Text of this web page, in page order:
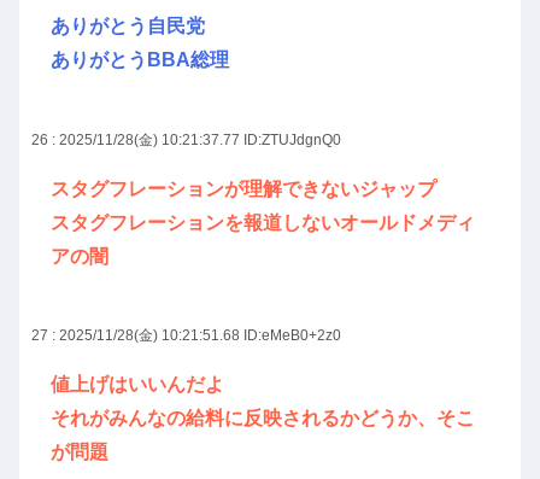
ありがとう自民党
ありがとうBBA総理
26 : 2025/11/28(金) 10:21:37.77 ID:ZTUJdgnQ0
スタグフレーションが理解できないジャップ
スタグフレーションを報道しないオールドメディ
アの闇
27 : 2025/11/28(金) 10:21:51.68 ID:eMeB0+2z0
値上げはいいんだよ
それがみんなの給料に反映されるかどうか、そこ
が問題